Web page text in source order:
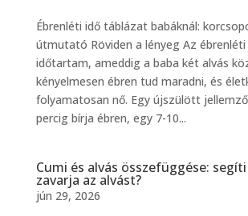
Ébrenléti idő táblázat babáknál:
útmutató Röviden a lényeg Az ébrenléti
időtartam, ameddig a baba két alvás
kényelmesen ébren tud maradni, és
folyamatosan nő. Egy újszülött
percig bírja ébren, egy 7-10...
Cumi és alvás összefüggése:
zavarja az alvást?
jún 29, 2026